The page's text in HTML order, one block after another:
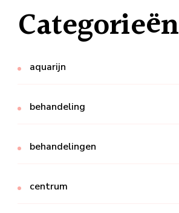
Categorieën
aquarijn
behandeling
behandelingen
centrum